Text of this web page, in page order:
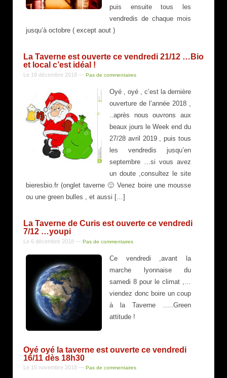
puis ensuite tous les
vendredis de chaque mois
jusqu’à octobre ( except aout )
La Taverne est ouverte ce vendredi 21/12 …Bio
et local c’est idéal !
Le 18 décembre 2018 — Pas de commentaires
Oyé , oyé , c’est la dernière
ouverture de l’année 2018 ,
..après nous ouvrons aux
beaux jours le Week end du
27/28 avril 2019 , puis tous
les vendredis jusqu’en
septembre …si vous avez
un doute ,consultez le site
bieresbio.fr (onglet taverne 🙂 Venez boire une mousse
ou une green bulles , et aussi […]
La Taverne de Curis est ouverte ce vendredi
7/12 …youpi
Le 6 décembre 2018 — Pas de commentaires
Ce vendredi ,avant la
marche lyonnaise du
samedi 8 pour le climat ,…
viendez donc boire un coup
à la Taverne …..Green
attitude !
Oyé oyé la taverne est ouverte ce vendredi
16/11 dès 18h30
Le 15 novembre 2018 — Pas de commentaires